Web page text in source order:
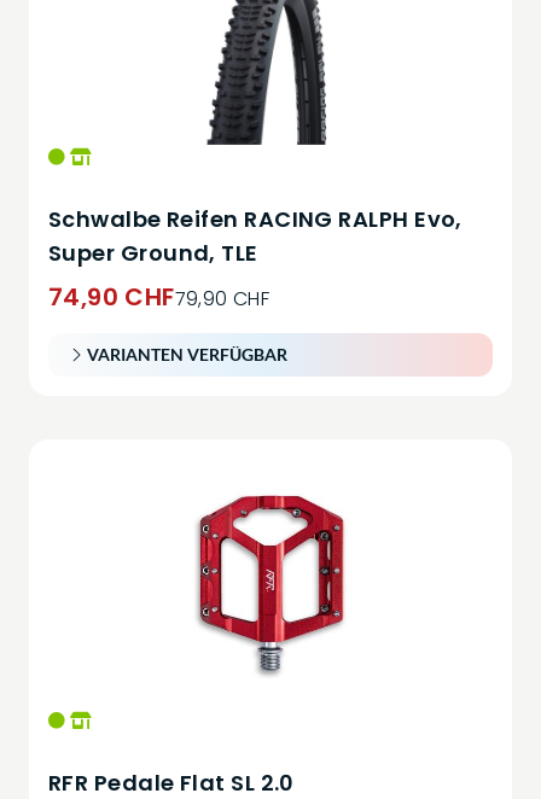
Schwalbe Reifen RACING RALPH Evo,
Super Ground, TLE
74,90 CHF79,90 CHF
VARIANTEN VERFÜGBAR
RFR Pedale Flat SL 2.0